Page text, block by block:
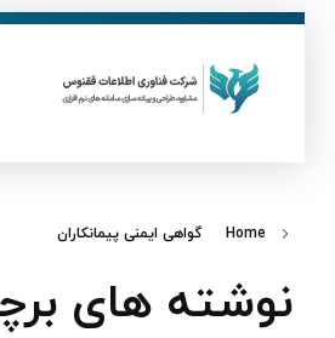
Home گواهی ایمنی پیمانکاران
نوشته های